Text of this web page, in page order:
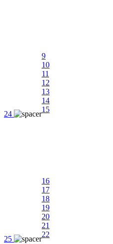
24
9
10
11
12
13
14
15
25
16
17
18
19
20
21
22